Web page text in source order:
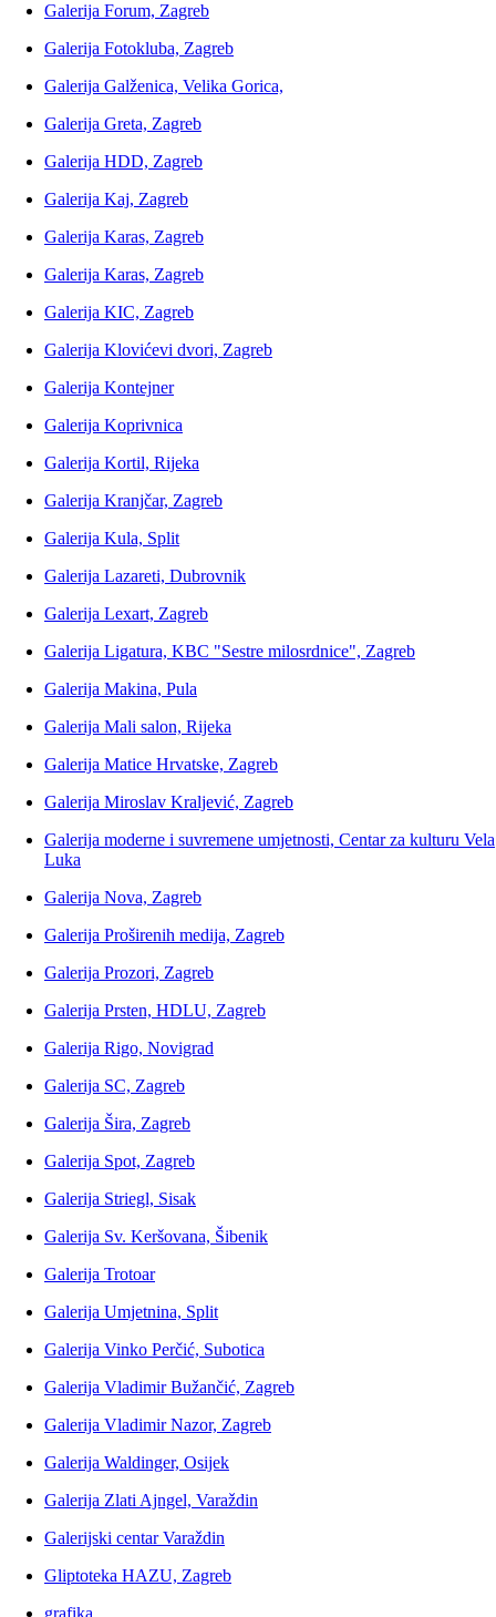
Galerija Forum, Zagreb
Galerija Fotokluba, Zagreb
Galerija Galženica, Velika Gorica,
Galerija Greta, Zagreb
Galerija HDD, Zagreb
Galerija Kaj, Zagreb
Galerija Karas, Zagreb
Galerija Karas, Zagreb
Galerija KIC, Zagreb
Galerija Klovićevi dvori, Zagreb
Galerija Kontejner
Galerija Koprivnica
Galerija Kortil, Rijeka
Galerija Kranjčar, Zagreb
Galerija Kula, Split
Galerija Lazareti, Dubrovnik
Galerija Lexart, Zagreb
Galerija Ligatura, KBC "Sestre milosrdnice", Zagreb
Galerija Makina, Pula
Galerija Mali salon, Rijeka
Galerija Matice Hrvatske, Zagreb
Galerija Miroslav Kraljević, Zagreb
Galerija moderne i suvremene umjetnosti, Centar za kulturu Vela
Luka
Galerija Nova, Zagreb
Galerija Proširenih medija, Zagreb
Galerija Prozori, Zagreb
Galerija Prsten, HDLU, Zagreb
Galerija Rigo, Novigrad
Galerija SC, Zagreb
Galerija Šira, Zagreb
Galerija Spot, Zagreb
Galerija Striegl, Sisak
Galerija Sv. Keršovana, Šibenik
Galerija Trotoar
Galerija Umjetnina, Split
Galerija Vinko Perčić, Subotica
Galerija Vladimir Bužančić, Zagreb
Galerija Vladimir Nazor, Zagreb
Galerija Waldinger, Osijek
Galerija Zlati Ajngel, Varaždin
Galerijski centar Varaždin
Gliptoteka HAZU, Zagreb